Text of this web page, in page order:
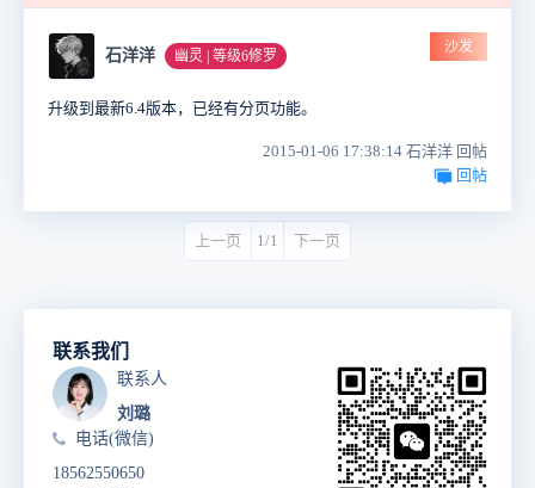
石洋洋 幽灵 | 等级6修罗
沙发
升级到最新6.4版本，已经有分页功能。
2015-01-06 17:38:14 石洋洋 回帖
回帖
上一页 1/1 下一页
联系我们
联系人
刘璐
电话(微信)
18562550650